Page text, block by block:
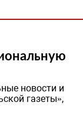
новости и
газеты»,